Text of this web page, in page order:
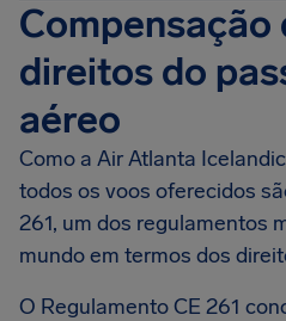
Compensação
direitos do
aéreo
Como a Air Atlanta
todos os voos oferecidos
261, um dos regulamentos
mundo em termos dos
O Regulamento CE 261